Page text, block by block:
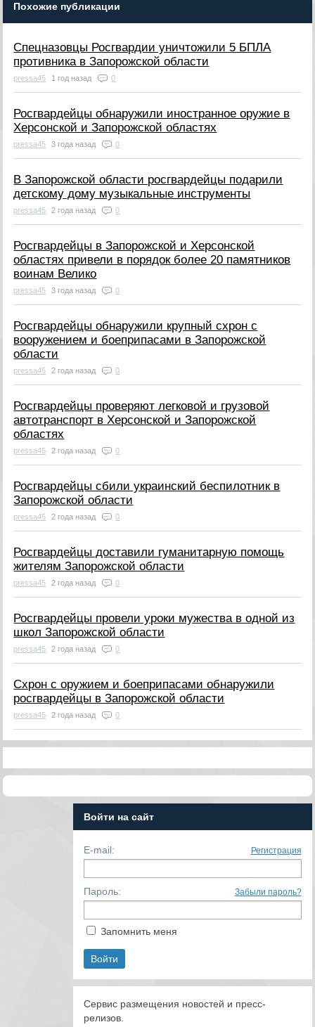
Похожие публикации
Спецназовцы Росгвардии уничтожили 5 БПЛА
противника в Запорожской области
pressa45 1 год назад 0
Росгвардейцы обнаружили иностранное оружие в
Херсонской и Запорожской областях
pressa45 3 года назад 0
В Запорожской области росгвардейцы подарили
детскому дому музыкальные инструменты
pressa45 2 года назад 0
Росгвардейцы в Запорожской и Херсонской
областях привели в порядок более 20 памятников
воинам Велико
pressa45 3 года назад 0
Росгвардейцы обнаружили крупный схрон с
вооружением и боеприпасами в Запорожской
области
pressa45 2 года назад 0
Росгвардейцы проверяют легковой и грузовой
автотранспорт в Херсонской и Запорожской
областях
pressa45 2 года назад 0
Росгвардейцы сбили украинский беспилотник в
Запорожской области
pressa45 2 года назад 0
Росгвардейцы доставили гуманитарную помощь
жителям Запорожской области
pressa45 2 года назад 0
Росгвардейцы провели уроки мужества в одной из
школ Запорожской области
pressa45 2 года назад 0
Схрон с оружием и боеприпасами обнаружили
росгвардейцы в Запорожской области
pressa45 2 года назад 0
Войти на сайт
E-mail: Регистрация
Пароль: Забыли пароль?
Запомнить меня
Сервис размещения новостей и пресс-
релизов.